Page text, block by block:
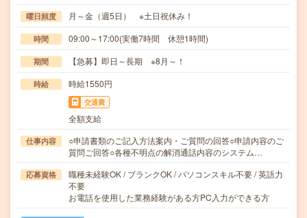
曜日頻度 月～金（週5日） ※土日祝休み！
時間 09:00～17:00(実働7時間 休憩1時間)
期間 【急募】即日～長期 ※8月～！
時給 時給1550円
交通費
全額支給
仕事内容
○申請書類のご記入方法案内・ご質問の回答○申請内容のご
質問ご回答○各種不明点の解消通話内容のシステム…
応募資格
職種未経験OK / ブランクOK / パソコンスキル不要 / 英語力
不要
お電話を使用した業務経験がある方PC入力ができる方